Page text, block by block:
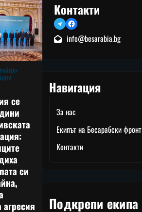
се
си
агресия
Контакти
TelegramFacebook
info@besarabia.bg
Навигация
За нас
Екипът на Бесарабски фронт
Контакти
Подкрепи екипа